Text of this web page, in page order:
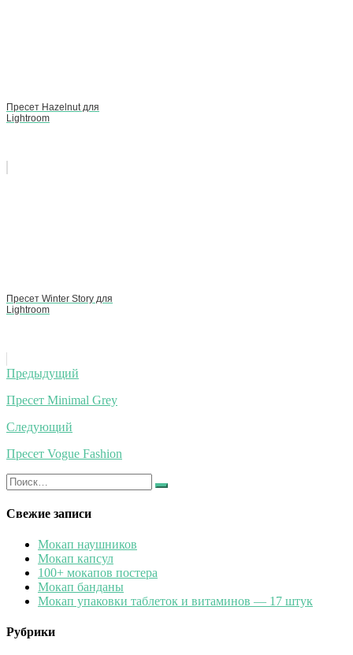
Пресет Hazelnut для
Lightroom
Пресет Winter Story для
Lightroom
Навигация
по
записям
Предыдущий
Пресет Minimal Grey
Следующий
Пресет Vogue Fashion
Искать:
Найти
Свежие записи
Мокап наушников
Мокап капсул
100+ мокапов постера
Мокап банданы
Мокап упаковки таблеток и витаминов — 17 штук
Рубрики